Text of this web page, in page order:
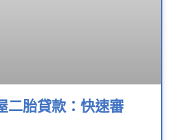
二胎貸款：快速審